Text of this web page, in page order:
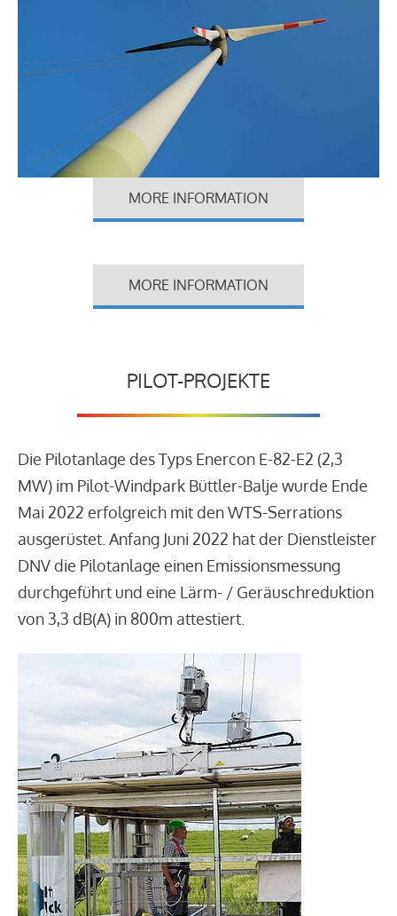
MORE INFORMATION
MORE INFORMATION
PILOT-PROJEKTE
Die Pilotanlage des Typs Enercon E-82-E2 (2,3
MW) im Pilot-Windpark Büttler-Balje wurde Ende
Mai 2022 erfolgreich mit den WTS-Serrations
ausgerüstet. Anfang Juni 2022 hat der Dienstleister
DNV die Pilotanlage einen Emissionsmessung
durchgeführt und eine Lärm- / Geräuschreduktion
von 3,3 dB(A) in 800m attestiert.